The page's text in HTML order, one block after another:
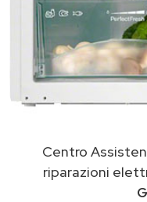
Centro
riparazioni